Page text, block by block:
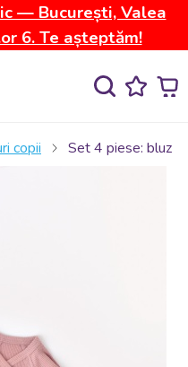
— București, Valea
6. Te așteptăm!
copii Set 4 piese: bluza,